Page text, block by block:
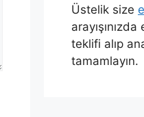
Üstelik size
teklifi alıp
tamamlayın.